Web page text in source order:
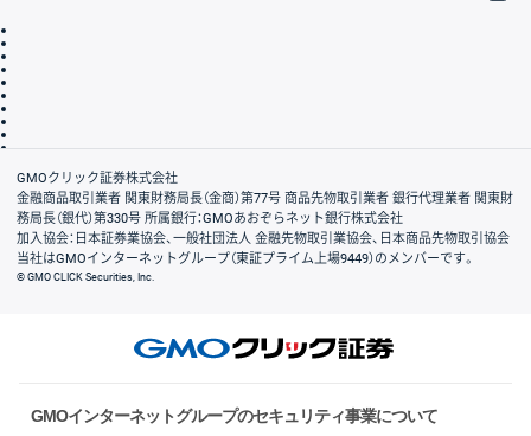
会社案内
GMOクリック証券株式会社
金融商品取引業者 関東財務局長（金商）第77号 商品先物取引業者 銀行代理業者 関東財
務局長（銀代）第330号 所属銀行：GMOあおぞらネット銀行株式会社
加入協会：日本証券業協会、一般社団法人 金融先物取引業協会、日本商品先物取引協会
当社はGMOインターネットグループ（東証プライム上場9449）のメンバーです。
© GMO CLICK Securities, Inc.
GMOインターネットグループのセキュリティ事業について